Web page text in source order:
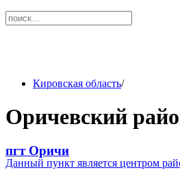
Кировская область/
Оричевский
пгт Оричи
Данный пункт является центром